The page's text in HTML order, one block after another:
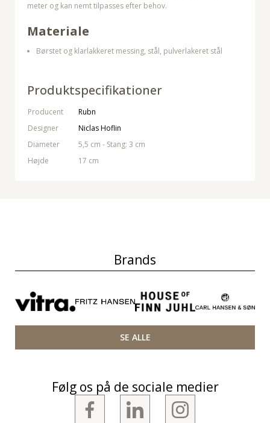
meter og kan nemt tilpasses efter behov.
Materiale
Børstet og klarlakkeret messing, stål, pulverlakeret stål
Produktspecifikationer
Producent
Rubn
Designer
Niclas Hoflin
Diameter
5,5 cm - Stang: 3 cm
Højde
17 cm
Brands
SE ALLE
Følg os på de sociale medier